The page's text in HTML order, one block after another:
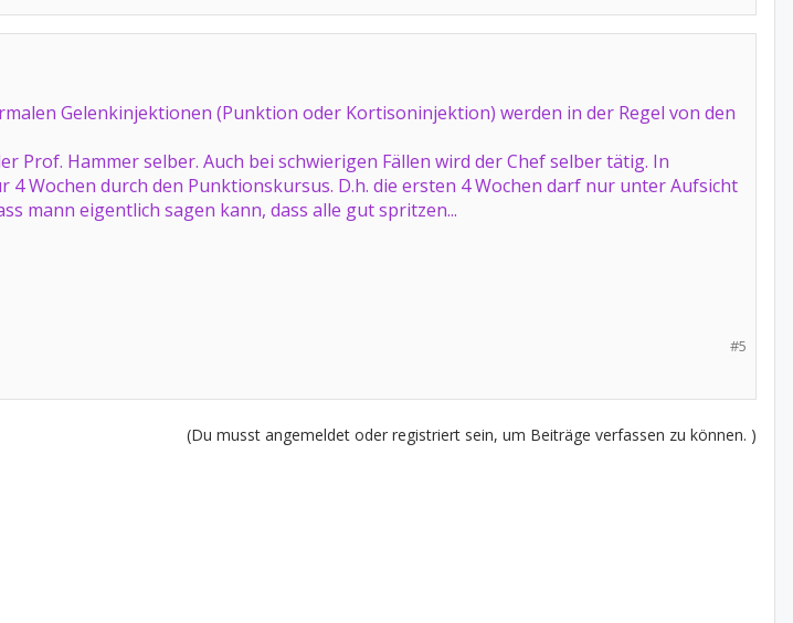
Gelenkinjektionen (Punktion oder Kortisoninjektion) werden in der Regel von den
Prof. Hammer selber. Auch bei schwierigen Fällen wird der Chef selber tätig. In
Wochen durch den Punktionskursus. D.h. die ersten 4 Wochen darf nur unter Aufsicht
mann eigentlich sagen kann, dass alle gut spritzen...
#5
(Du musst angemeldet oder registriert sein, um Beiträge verfassen zu können. )